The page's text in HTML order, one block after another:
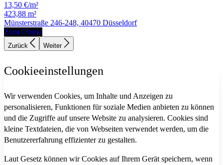
13,50 €/m²
423,88 m²
Münsterstraße 246-248, 40470 Düsseldorf
Zum Objekt
Zurück Weiter
Cookieeinstellungen
Wir verwenden Cookies, um Inhalte und Anzeigen zu
personalisieren, Funktionen für soziale Medien anbieten zu können
und die Zugriffe auf unsere Website zu analysieren. Cookies sind
kleine Textdateien, die von Webseiten verwendet werden, um die
Benutzererfahrung effizienter zu gestalten.
Laut Gesetz können wir Cookies auf Ihrem Gerät speichern, wenn